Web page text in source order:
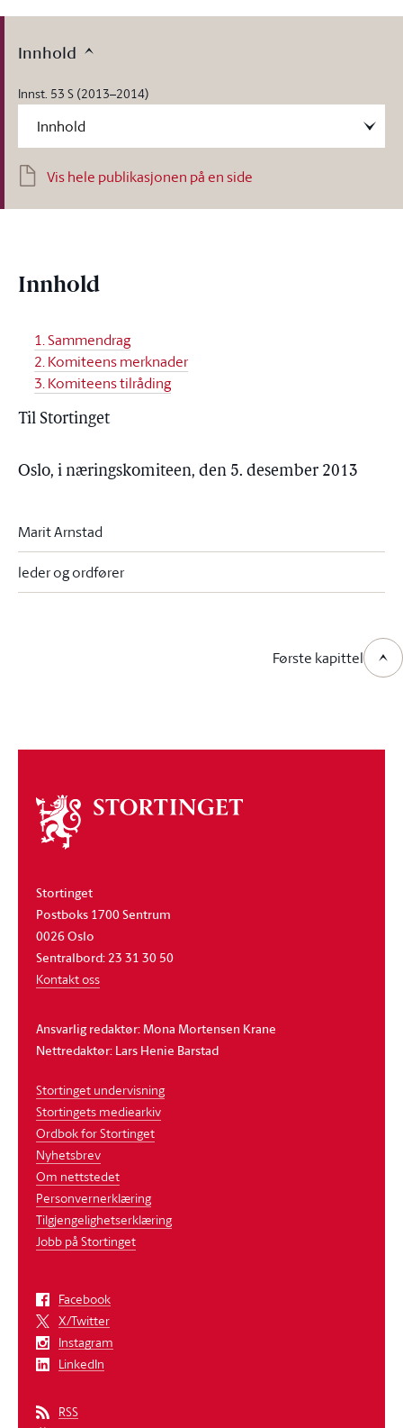
Innhold
Innst. 53 S (2013–2014)
Vis hele publikasjonen på en side
Innhold
1. Sammendrag
2. Komiteens merknader
3. Komiteens tilråding
Til Stortinget
Oslo, i næringskomiteen, den 5. desember 2013
Marit Arnstad
leder og ordfører
Første kapittel
Om
stortinget
Stortinget
Postboks 1700 Sentrum
0026 Oslo
Sentralbord: 23 31 30 50
Kontakt oss
Ansvarlig redaktør: Mona Mortensen Krane
Nettredaktør: Lars Henie Barstad
Stortinget undervisning
Stortingets mediearkiv
Ordbok for Stortinget
Nyhetsbrev
Om nettstedet
Personvernerklæring
Tilgjengelighetserklæring
Jobb på Stortinget
Facebook
X/Twitter
Instagram
LinkedIn
RSS